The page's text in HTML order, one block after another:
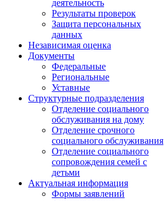
деятельность
Результаты проверок
Защита персональных
данных
Независимая оценка
Документы
Федеральные
Региональные
Уставные
Структурные подразделения
Отделение социального
обслуживания на дому
Отделение срочного
социального обслуживания
Отделение социального
сопровождения семей с
детьми
Актуальная информация
Формы заявлений